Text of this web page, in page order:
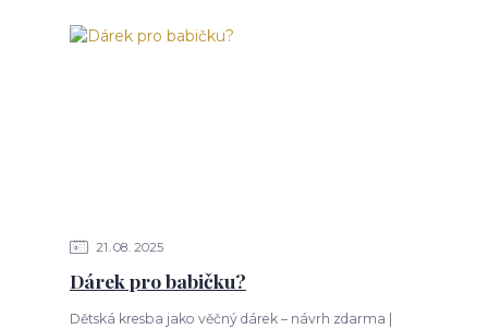
21 08 2025
Dárek pro babičku?
Dětská kresba jako věčný dárek – návrh zdarma |